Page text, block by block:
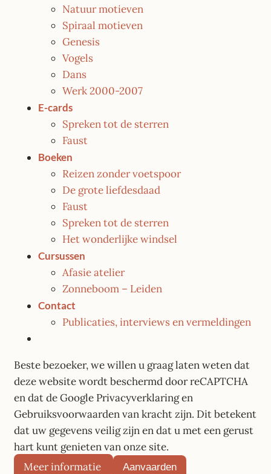
Natuur motieven
Spiraal motieven
Genesis
Vogels
Dans
Werk 2000-2007
E-cards
Spreken tot de sterren
Faust
Boeken
Reizen zonder voetspoor
De grote liefdesdaad
Faust
Spreken tot de sterren
Het wonderlijke windsel
Cursussen
Afasie atelier
Zonneboom – Leiden
Contact
Publicaties, interviews en vermeldingen
Beste bezoeker, we willen u graag laten weten dat
deze website wordt beschermd door reCAPTCHA
en dat de Google Privacyverklaring en
Gebruiksvoorwaarden van kracht zijn. Dit betekent
dat uw gegevens veilig zijn en dat u met een gerust
hart kunt genieten van onze site.
Meer informatie
Aanvaarden